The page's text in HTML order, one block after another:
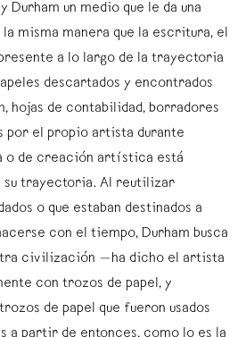
Durham un medio que le da una
misma manera que la escritura, el
a lo largo de la trayectoria
descartados y encontrados
hojas de contabilidad, borradores
por el propio artista durante
o de creación artística está
su trayectoria. Al reutilizar
o que estaban destinados a
con el tiempo, Durham busca
civilización —ha dicho el artista
con trozos de papel, y
de papel que fueron usados